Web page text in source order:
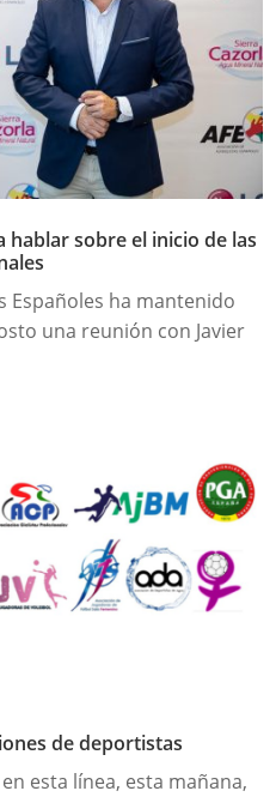
hablar sobre el inicio de las
Españoles ha mantenido
una reunión con Javier
de deportistas
esta línea, esta mañana,